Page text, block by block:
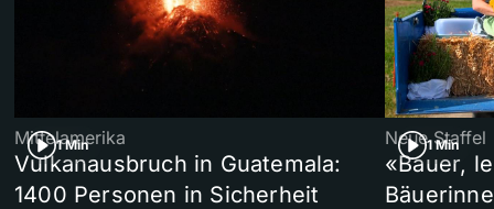
1 Min
Mittelamerika
Vulkanausbruch in Guatemala:
1400 Personen in Sicherheit
1 Min
Neue Staffel
«Bauer,